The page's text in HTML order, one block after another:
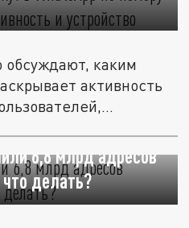
обсуждают, каким
активность
6,8 млрд адресов
делать?